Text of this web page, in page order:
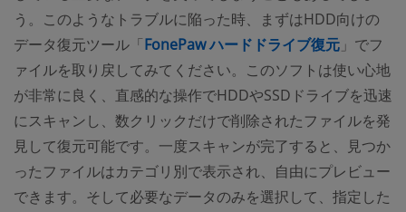
う。このようなトラブルに陥った時、まずはHDD向けの
データ復元ツール「FonePaw ハードドライブ復元 」でフ
ァイルを取り戻してみてください。このソフトは使い心地
が非常に良く、直感的な操作でHDDやSSDドライブを迅速
にスキャンし、数クリックだけで削除されたファイルを発
見して復元可能です。一度スキャンが完了すると、見つか
ったファイルはカテゴリ別で表示され、自由にプレビュー
できます。そして必要なデータのみを選択して、指定した